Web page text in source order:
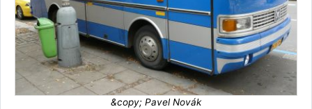
&copy; Pavel Novák